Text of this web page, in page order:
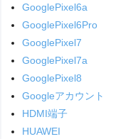
GooglePixel6a
GooglePixel6Pro
GooglePixel7
GooglePixel7a
GooglePixel8
Googleアカウント
HDMI端子
HUAWEI